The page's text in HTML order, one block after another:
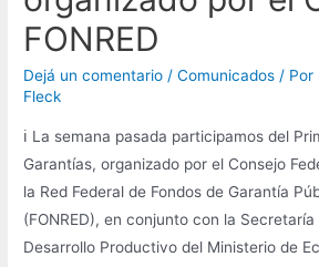
FONRED
Dejá un comentario /Comunicados / Por
Fleck
ℹ️ La semana pasada participamos del
Garantías, organizado por el Consejo
la Red Federal de Fondos de Garantía
(FONRED), en conjunto con la
Desarrollo Productivo del Ministerio de